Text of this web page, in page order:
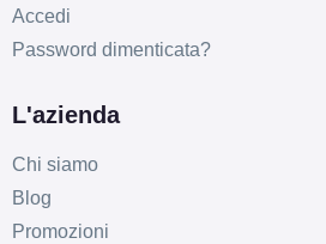
Accedi
Password dimenticata?
L'azienda
Chi siamo
Blog
Promozioni